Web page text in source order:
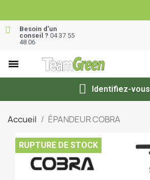
Besoin d’un
conseil ? 04 37 55
48 06
Identifiez-vous
Accueil ÉPANDEUR COBRA
RUPTURE DE STOCK